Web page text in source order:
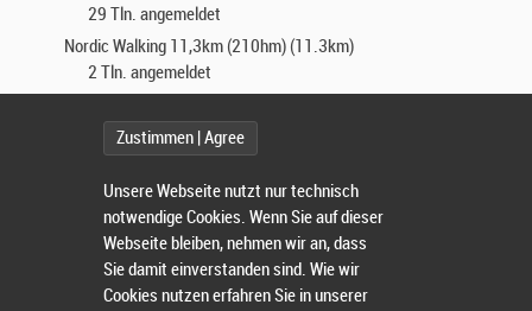
29 Tln. angemeldet
Nordic Walking 11,3km (210hm) (11.3km)
2 Tln. angemeldet
Schülerlauf 1,5km (1.5km)
19 Tln. angemeldet
AUSSCHREIBUNG
Zustimmen | Agree
Unsere Webseite nutzt nur technisch
notwendige Cookies. Wenn Sie auf dieser
Webseite bleiben, nehmen wir an, dass
Sie damit einverstanden sind. Wie wir
Cookies nutzen erfahren Sie in unserer